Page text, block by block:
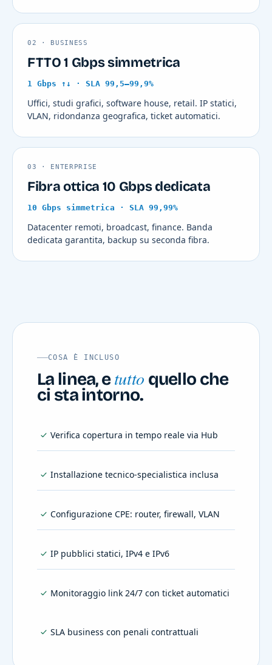
02 · BUSINESS
FTTO 1 Gbps simmetrica
1 Gbps ↑↓ · SLA 99,5–99,9%
Uffici, studi grafici, software house, retail. IP statici,
VLAN, ridondanza geografica, ticket automatici.
03 · ENTERPRISE
Fibra ottica 10 Gbps dedicata
10 Gbps simmetrica · SLA 99,99%
Datacenter remoti, broadcast, finance. Banda
dedicata garantita, backup su seconda fibra.
COSA È INCLUSO
La linea, etutto quello che
ci sta intorno.
Verifica copertura in tempo reale via Hub
Installazione tecnico-specialistica inclusa
Configurazione CPE: router, firewall, VLAN
IP pubblici statici, IPv4 e IPv6
Monitoraggio link 24/7 con ticket automatici
SLA business con penali contrattuali